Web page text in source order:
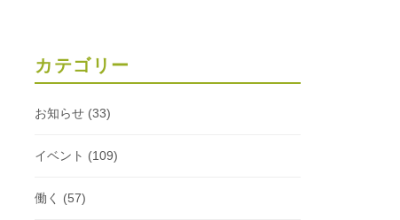
カテゴリー
お知らせ (33)
イベント (109)
働く (57)